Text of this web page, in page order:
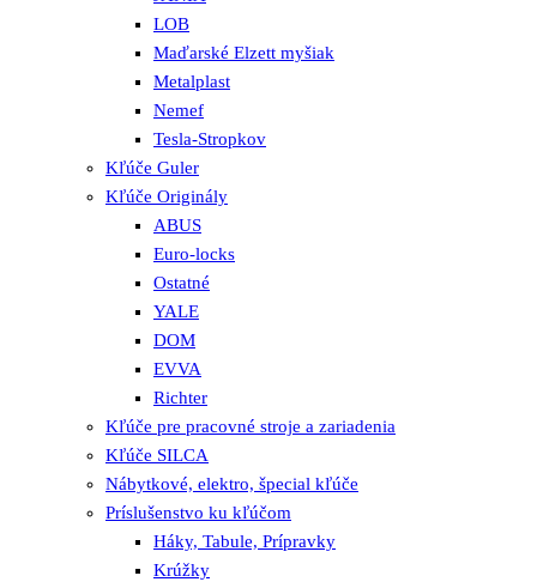
LOB
Maďarské Elzett myšiak
Metalplast
Nemef
Tesla-Stropkov
Kľúče Guler
Kľúče Originály
ABUS
Euro-locks
Ostatné
YALE
DOM
EVVA
Richter
Kľúče pre pracovné stroje a zariadenia
Kľúče SILCA
Nábytkové, elektro, špecial kľúče
Príslušenstvo ku kľúčom
Háky, Tabule, Prípravky
Krúžky